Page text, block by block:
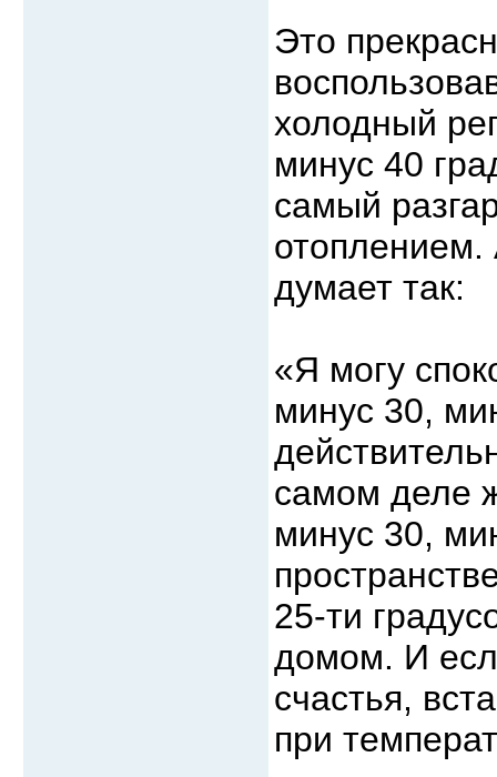
Это
холодный
минус 40
самый
думает так:
«Я могу
минус 30,
самом деле
минус 30,
25-ти
домом. И
счастья,
при